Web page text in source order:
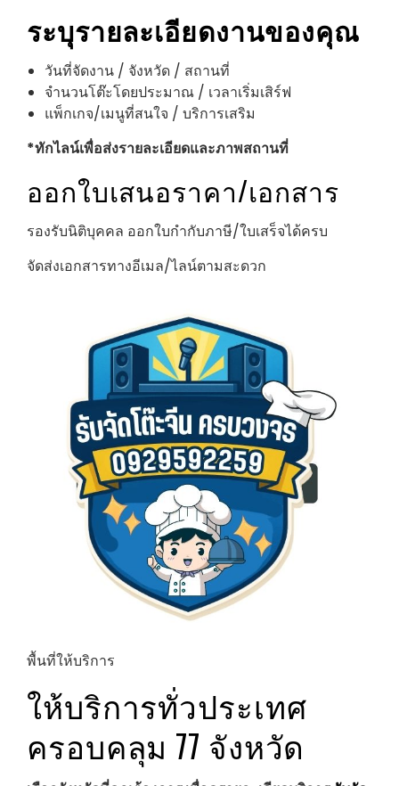
ระบุรายละเอียดงานของคุณ
วันที่จัดงาน / จังหวัด / สถานที่
จำนวนโต๊ะโดยประมาณ / เวลาเริ่มเสิร์ฟ
แพ็กเกจ/เมนูที่สนใจ / บริการเสริม
*ทักไลน์เพื่อส่งรายละเอียดและภาพสถานที่
ออกใบเสนอราคา/เอกสาร
รองรับนิติบุคคล ออกใบกำกับภาษี/ใบเสร็จได้ครบ
จัดส่งเอกสารทางอีเมล/ไลน์ตามสะดวก
พื้นที่ให้บริการ
ให้บริการทั่วประเทศ
ครอบคลุม 77 จังหวัด